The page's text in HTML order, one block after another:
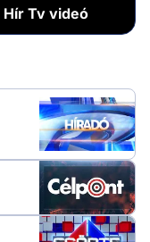
Hír Tv videó